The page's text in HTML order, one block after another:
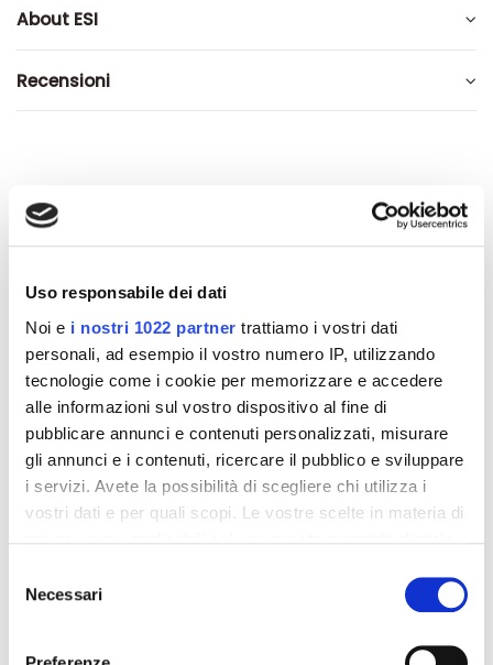
Uso responsabile dei dati
Noi e i nostri 1022 partner trattiamo i vostri dati
personali, ad esempio il vostro numero IP, utilizzando
tecnologie come i cookie per memorizzare e accedere
alle informazioni sul vostro dispositivo al fine di
pubblicare annunci e contenuti personalizzati, misurare
gli annunci e i contenuti, ricercare il pubblico e sviluppare
i servizi. Avete la possibilità di scegliere chi utilizza i
vostri dati e per quali scopi. Le vostre scelte in materia di
modificare o revocare il proprio consenso in qualsiasi
momento dalla Dichiarazione sui cookie o facendo clic
delNecessari
About ESI
Recensioni
Altri prodotti che potrebbero
interessarti
Integratori per dimagrire Integratori per dimagrire
Amin 21 K neutro